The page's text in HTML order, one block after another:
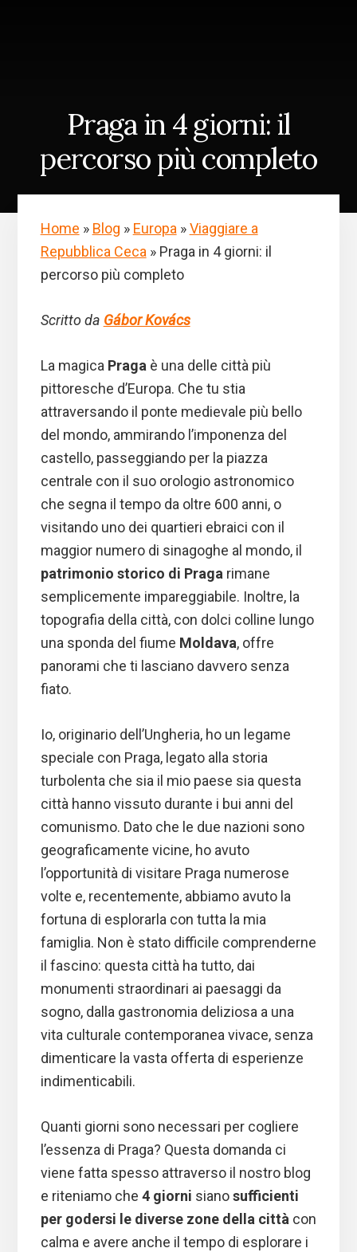
Praga in 4 giorni: il
percorso più completo
Home » Blog » Europa»Viaggiare a
Repubblica Ceca» Praga in 4 giorni: il
percorso più completo
Scritto da Gábor Kovács
La magica Pragaè una delle città più
pittoresche d’Europa. Che tu stia
attraversando il ponte medievale più bello
del mondo, ammirando l’imponenza del
castello, passeggiando per la piazza
centrale con il suo orologio astronomico
che segna il tempo da oltre 600 anni, o
visitando uno dei quartieri ebraici con il
maggior numero di sinagoghe al mondo, il
patrimonio storico di Pragarimane
semplicemente impareggiabile. Inoltre, la
topografia della città, con dolci colline lungo
una sponda del fiume Moldava, offre
panorami che ti lasciano davvero senza
fiato.
Io, originario dell’Ungheria, ho un legame
speciale con Praga, legato alla storia
turbolenta che sia il mio paese sia questa
città hanno vissuto durante i bui anni del
comunismo. Dato che le due nazioni sono
geograficamente vicine, ho avuto
l’opportunità di visitare Praga numerose
volte e, recentemente, abbiamo avuto la
fortuna di esplorarla con tutta la mia
famiglia. Non è stato difficile comprenderne
il fascino: questa città ha tutto, dai
monumenti straordinari ai paesaggi da
sogno, dalla gastronomia deliziosa a una
vita culturale contemporanea vivace, senza
dimenticare la vasta offerta di esperienze
indimenticabili.
Quanti giorni sono necessari per cogliere
l’essenza di Praga? Questa domanda ci
viene fatta spesso attraverso il nostro blog
e riteniamo che 4 giorni sianosufficienti
per godersi le diverse zone della cittàcon
calma e avere anche il tempo di esplorare i